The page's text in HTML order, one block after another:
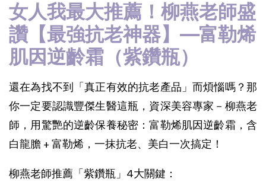
女人我最大推薦！柳燕老師盛
讚【最強抗老神器】—富勒烯
肌因逆齡霜（紫鑽瓶）
還在為找不到「真正有效的抗老產品」而煩惱嗎？那
你一定要認識豐傑生醫這瓶，資深美容專家－柳燕老
師，用驚艷的逆齡保養秘密：富勒烯肌因逆齡霜，含
白龍膽 + 富勒烯，一抹抗老、美白一次搞定！
柳燕老師推薦「紫鑽瓶」4大關鍵：